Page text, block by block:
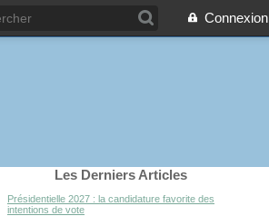
Connexion
Les Derniers Articles
Présidentielle 2027 : la candidature favorite des
intentions de vote